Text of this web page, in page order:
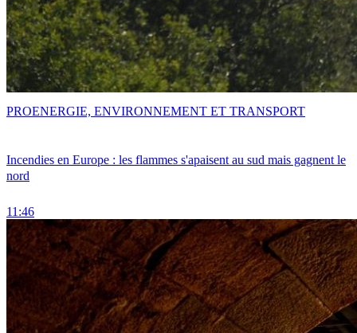
Incendies en Europe : les flammes s'apaisent au sud mais gagnent le
nord
11:46
PROENERGIE, ENVIRONNEMENT ET TRANSPORT